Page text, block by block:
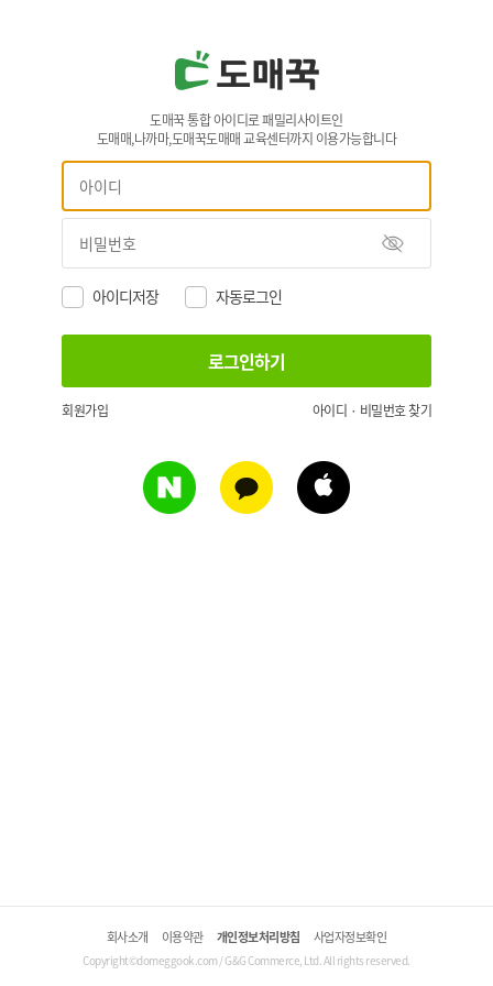
도매꾹 통합 아이디로 패밀리사이트인
도매매,나까마,도매꾹도매매 교육센터까지 이용가능합니다
아이디저장 자동로그인
회원가입 아이디 · 비밀번호 찾기
회사소개 이용약관 개인정보처리방침 사업자정보확인
Copyright©domeggook.com / G&G Commerce, Ltd. All rights reserved.